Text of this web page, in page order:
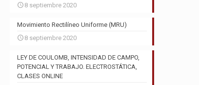
8 septiembre 2020
Movimiento Rectilíneo Uniforme (MRU)
8 septiembre 2020
LEY DE COULOMB, INTENSIDAD DE CAMPO,
POTENCIAL Y TRABAJO. ELECTROSTÁTICA,
CLASES ONLINE